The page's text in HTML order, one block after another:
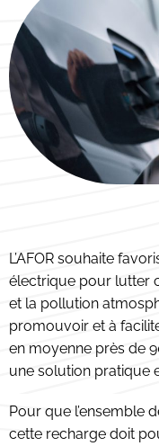
L’AFOR souhaite
électrique pour lutter
et la pollution
promouvoir et à
en moyenne près de
une solution pratique
Pour que l’ensemble
cette recharge doit